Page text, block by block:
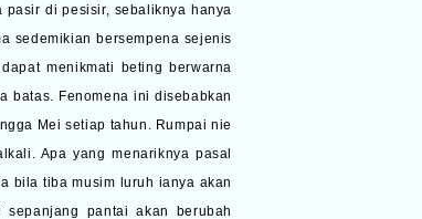
di pesisir, sebaliknya hanya
sedemikian bersempena sejenis
menikmati beting berwarna
batas. Fenomena ini disebabkan
Mei setiap tahun. Rumpai nie
Apa yang menariknya pasal
bila tiba musim luruh ianya akan
pantai akan berubah